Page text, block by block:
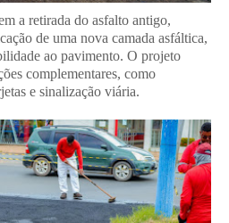
a retirada do asfalto antigo,
de uma nova camada asfáltica,
ao pavimento. O projeto
complementares, como
e sinalização viária.